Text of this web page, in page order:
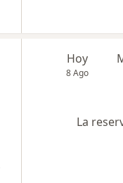
Hoy
8 Ago
La